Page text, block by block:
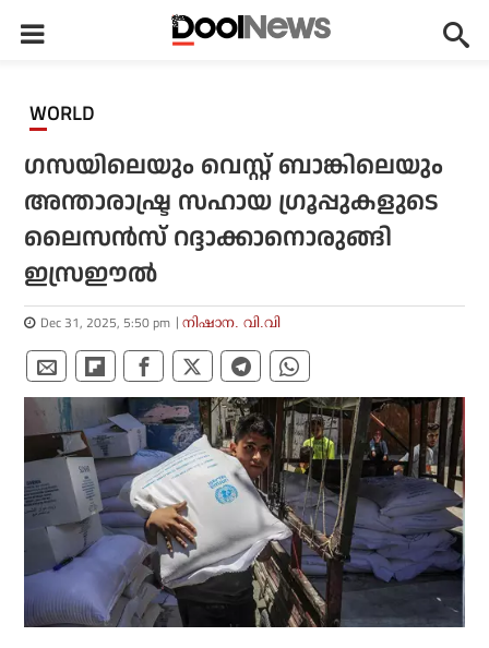
WORLD
ഗസയിലെയും വെസ്റ്റ് ബാങ്കിലെയും
അന്താരാഷ്ട്ര സഹായ ഗ്രൂപ്പുകളുടെ
ലൈസന്‍സ് റദ്ദാക്കാനൊരുങ്ങി
ഇസ്രഈല്‍
Dec 31, 2025, 5:50 pm നിഷാന. വി.വി